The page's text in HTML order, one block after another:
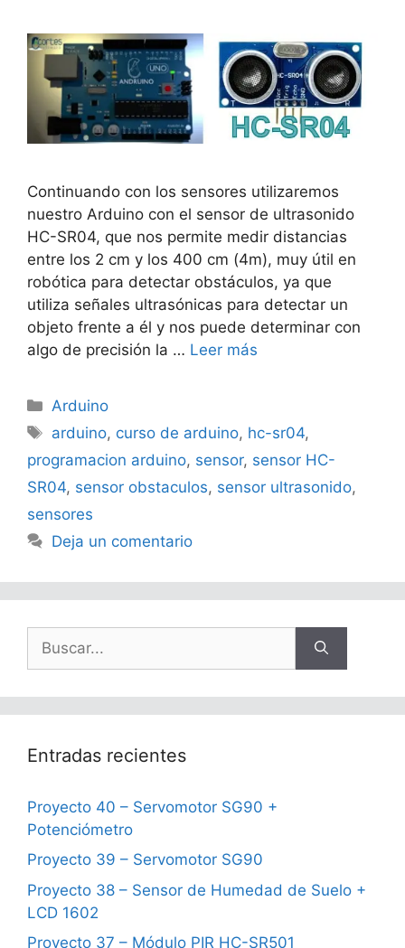
Continuando con los sensores utilizaremos
nuestro Arduino con el sensor de ultrasonido
HC-SR04, que nos permite medir distancias
entre los 2 cm y los 400 cm (4m), muy útil en
robótica para detectar obstáculos, ya que
utiliza señales ultrasónicas para detectar un
objeto frente a él y nos puede determinar con
algo de precisión la … Leer más
Categorías
Arduino
Etiquetas
arduino, curso de arduino, hc-sr04,
programacion arduino, sensor, sensor HC-
SR04, sensor obstaculos, sensor ultrasonido,
sensores
Deja un comentario
Entradas recientes
Proyecto 40 – Servomotor SG90 +
Potenciómetro
Proyecto 39 – Servomotor SG90
Proyecto 38 – Sensor de Humedad de Suelo +
LCD 1602
Proyecto 37 – Módulo PIR HC-SR501